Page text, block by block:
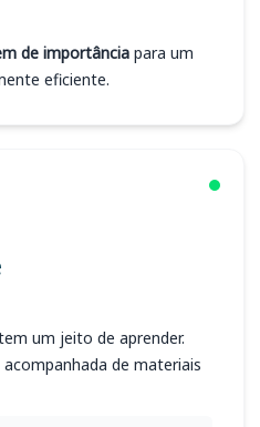
de importância para um
eficiente.
um jeito de aprender.
de materiais